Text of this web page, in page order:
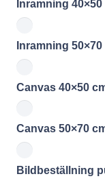
Inramning 40×50
Inramning 50×70
Canvas 40×50
Canvas 50×70
Bildbeställning